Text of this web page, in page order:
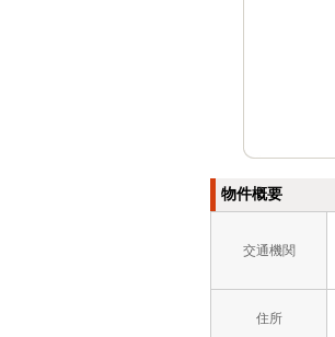
物件概要
交通機関
住所